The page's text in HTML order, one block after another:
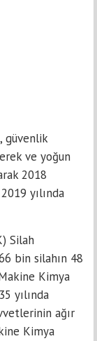
güvenlik
ve yoğun
2018
yılında
Silah
bin silahın 48
Kimya
yılında
ağır
Kimya